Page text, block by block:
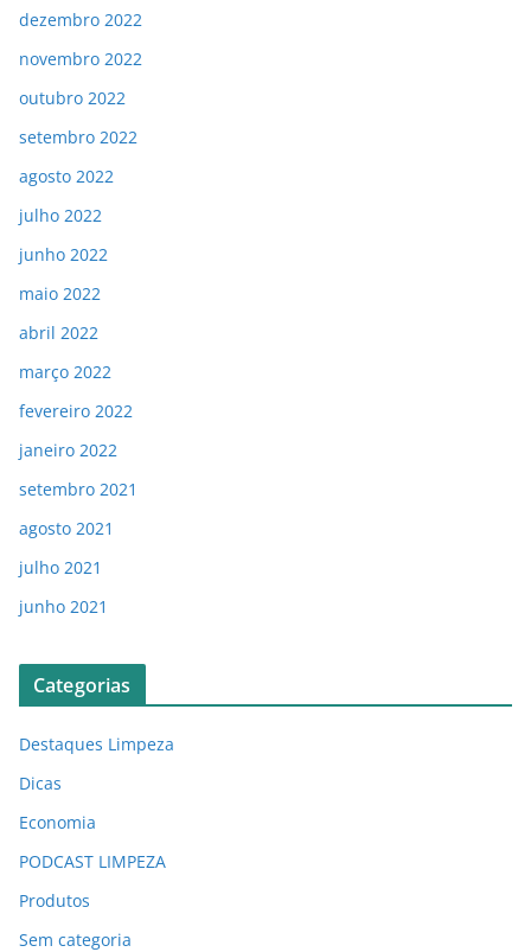
dezembro 2022
novembro 2022
outubro 2022
setembro 2022
agosto 2022
julho 2022
junho 2022
maio 2022
abril 2022
março 2022
fevereiro 2022
janeiro 2022
setembro 2021
agosto 2021
julho 2021
junho 2021
Categorias
Destaques Limpeza
Dicas
Economia
PODCAST LIMPEZA
Produtos
Sem categoria